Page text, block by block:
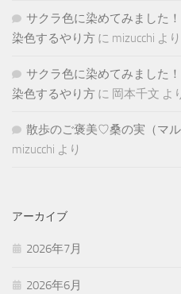
サクラ色に染めてみました
染色するやり方 に mizucchi より
サクラ色に染めてみました
染色するやり方 に 岡本千文 よ
散歩のご褒美♡桑の実（マ
mizucchi より
アーカイブ
2026年7月
2026年6月